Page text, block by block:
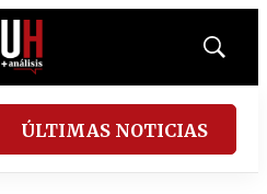
Mostrar
ÚLTIMAS NOTICIAS